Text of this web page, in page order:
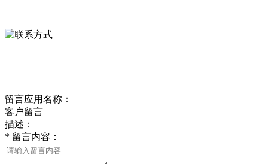
留言应用名称：
客户留言
描述：
* 留言内容：